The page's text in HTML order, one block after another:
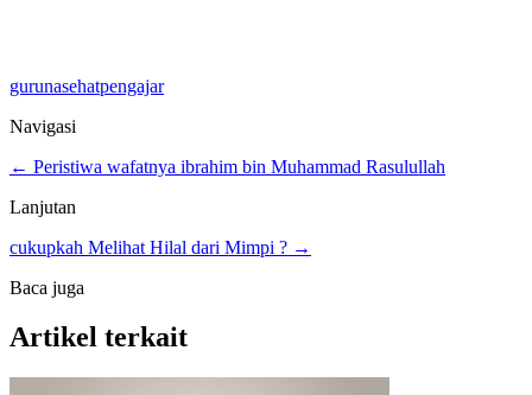
gurunasehatpengajar
Navigasi
← Peristiwa wafatnya ibrahim bin Muhammad Rasulullah
Lanjutan
cukupkah Melihat Hilal dari Mimpi ? →
Baca juga
Artikel terkait